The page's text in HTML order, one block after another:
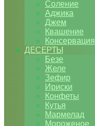
Соление
Аджика
Джем
Квашение
Консервация
ДЕСЕРТЫ
Безе
Желе
Зефир
Ириски
Конфеты
Кутья
Мармелад
Мороженое